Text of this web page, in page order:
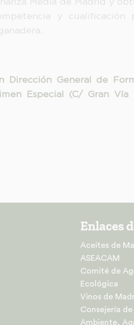
y cualificación
Dirección General de
Especial (C/ Gran
Enlaces
Aceites de
ASEACAM
Comité de
Ecológica
Vinos de
Consejería
Ambiente,